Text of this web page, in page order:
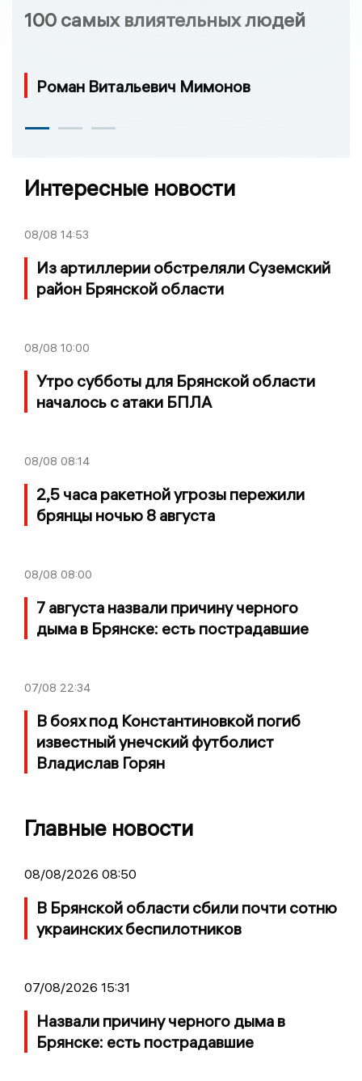
100 самых влиятельных людей
Роман Витальевич Мимонов
Интересные новости
08/08 14:53
Из артиллерии обстреляли Суземский
район Брянской области
08/08 10:00
Утро субботы для Брянской области
началось с атаки БПЛА
08/08 08:14
2,5 часа ракетной угрозы пережили
брянцы ночью 8 августа
08/08 08:00
7 августа назвали причину черного
дыма в Брянске: есть пострадавшие
07/08 22:34
В боях под Константиновкой погиб
известный унечский футболист
Владислав Горян
Главные новости
08/08/2026 08:50
В Брянской области сбили почти сотню
украинских беспилотников
07/08/2026 15:31
Назвали причину черного дыма в
Брянске: есть пострадавшие